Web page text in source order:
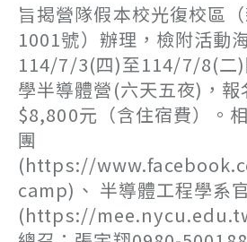
旨揭營隊假本校光復校區
1001號）辦理，檢附活動
114/7/3(四)至114/7/8(二)
學半導體營(六天五夜)，報
$8,800元（含住宿費）。
團
(https://
camp)、 半導體工程學系
(https://